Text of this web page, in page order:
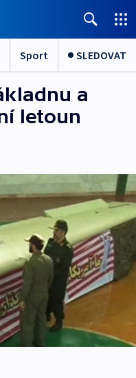
Sport SLEDOVAT
a
letoun